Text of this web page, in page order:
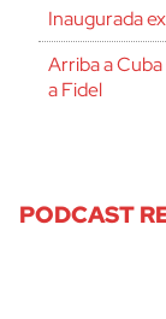
Inaugurada
Arriba a
a Fidel
PODCAST